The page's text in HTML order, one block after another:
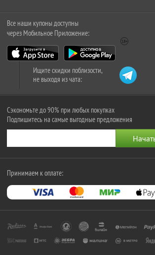
Все наши купоны доступны
через Мобильное Приложение:
Ищите скидки поблизости,
не выходя из чата:
Сэкономьте до 90% при любых покупках
Подпишитесь на самые выгодные предложения
Принимаем к оплате: